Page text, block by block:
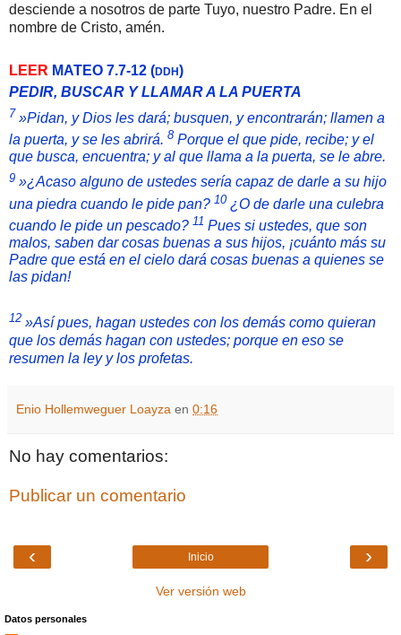
desciende a nosotros de parte Tuyo, nuestro Padre. En el
nombre de Cristo, amén.
LEER MATEO 7.7-12 (DDH)
PEDIR, BUSCAR Y LLAMAR A LA PUERTA
7 »Pidan, y Dios les dará; busquen, y encontrarán; llamen a
la puerta, y se les abrirá. 8 Porque el que pide, recibe; y el
que busca, encuentra; y al que llama a la puerta, se le abre.
9 »¿Acaso alguno de ustedes sería capaz de darle a su hijo
una piedra cuando le pide pan? 10 ¿O de darle una culebra
cuando le pide un pescado? 11 Pues si ustedes, que son
malos, saben dar cosas buenas a sus hijos, ¡cuánto más su
Padre que está en el cielo dará cosas buenas a quienes se
las pidan!
12 »Así pues, hagan ustedes con los demás como quieran
que los demás hagan con ustedes; porque en eso se
resumen la ley y los profetas.
Enio Hollemweguer Loayza en 0:16
No hay comentarios:
Publicar un comentario
‹ ›
Inicio
Ver versión web
Datos personales